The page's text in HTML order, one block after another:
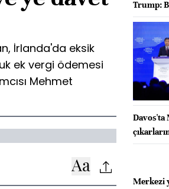
İrlanda'da eksik
ek vergi ödemesi
Mehmet
Trump:
Davos'ta
Merkezi